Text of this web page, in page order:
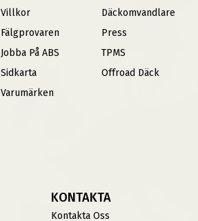
Villkor
Fälgprovaren
Jobba På ABS
Sidkarta
Varumärken
Däckomvandlare
Press
TPMS
Offroad Däck
KONTAKTA
Kontakta Oss